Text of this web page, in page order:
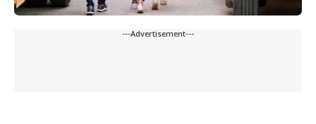
---Advertisement---